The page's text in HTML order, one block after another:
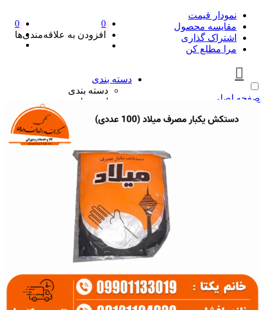
نمودار قیمت
مقایسه محصول
اشتراک گذاری
مرا مطلع کن
صفحه اصلی
0
افزودن به علاقه‌مندی‌ها
0
دسته بندی
دسته بندی
ادویه‌جات
ادویه‌جات
آویشن
ادویه مخلوط
دارچین
زردچوبه
سماق
فلفل
پیازها
پوره پیاز
پیاز چیپسی
پیاز سرخ شده
پیاز نگینی
سرکه و آبلیمو
آب نارنج
آبلیمو
سرکه